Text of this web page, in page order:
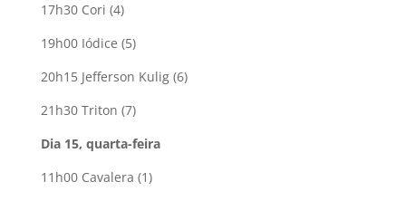
17h30 Cori (4)
19h00 Iódice (5)
20h15 Jefferson Kulig (6)
21h30 Triton (7)
Dia 15, quarta-feira
11h00 Cavalera (1)